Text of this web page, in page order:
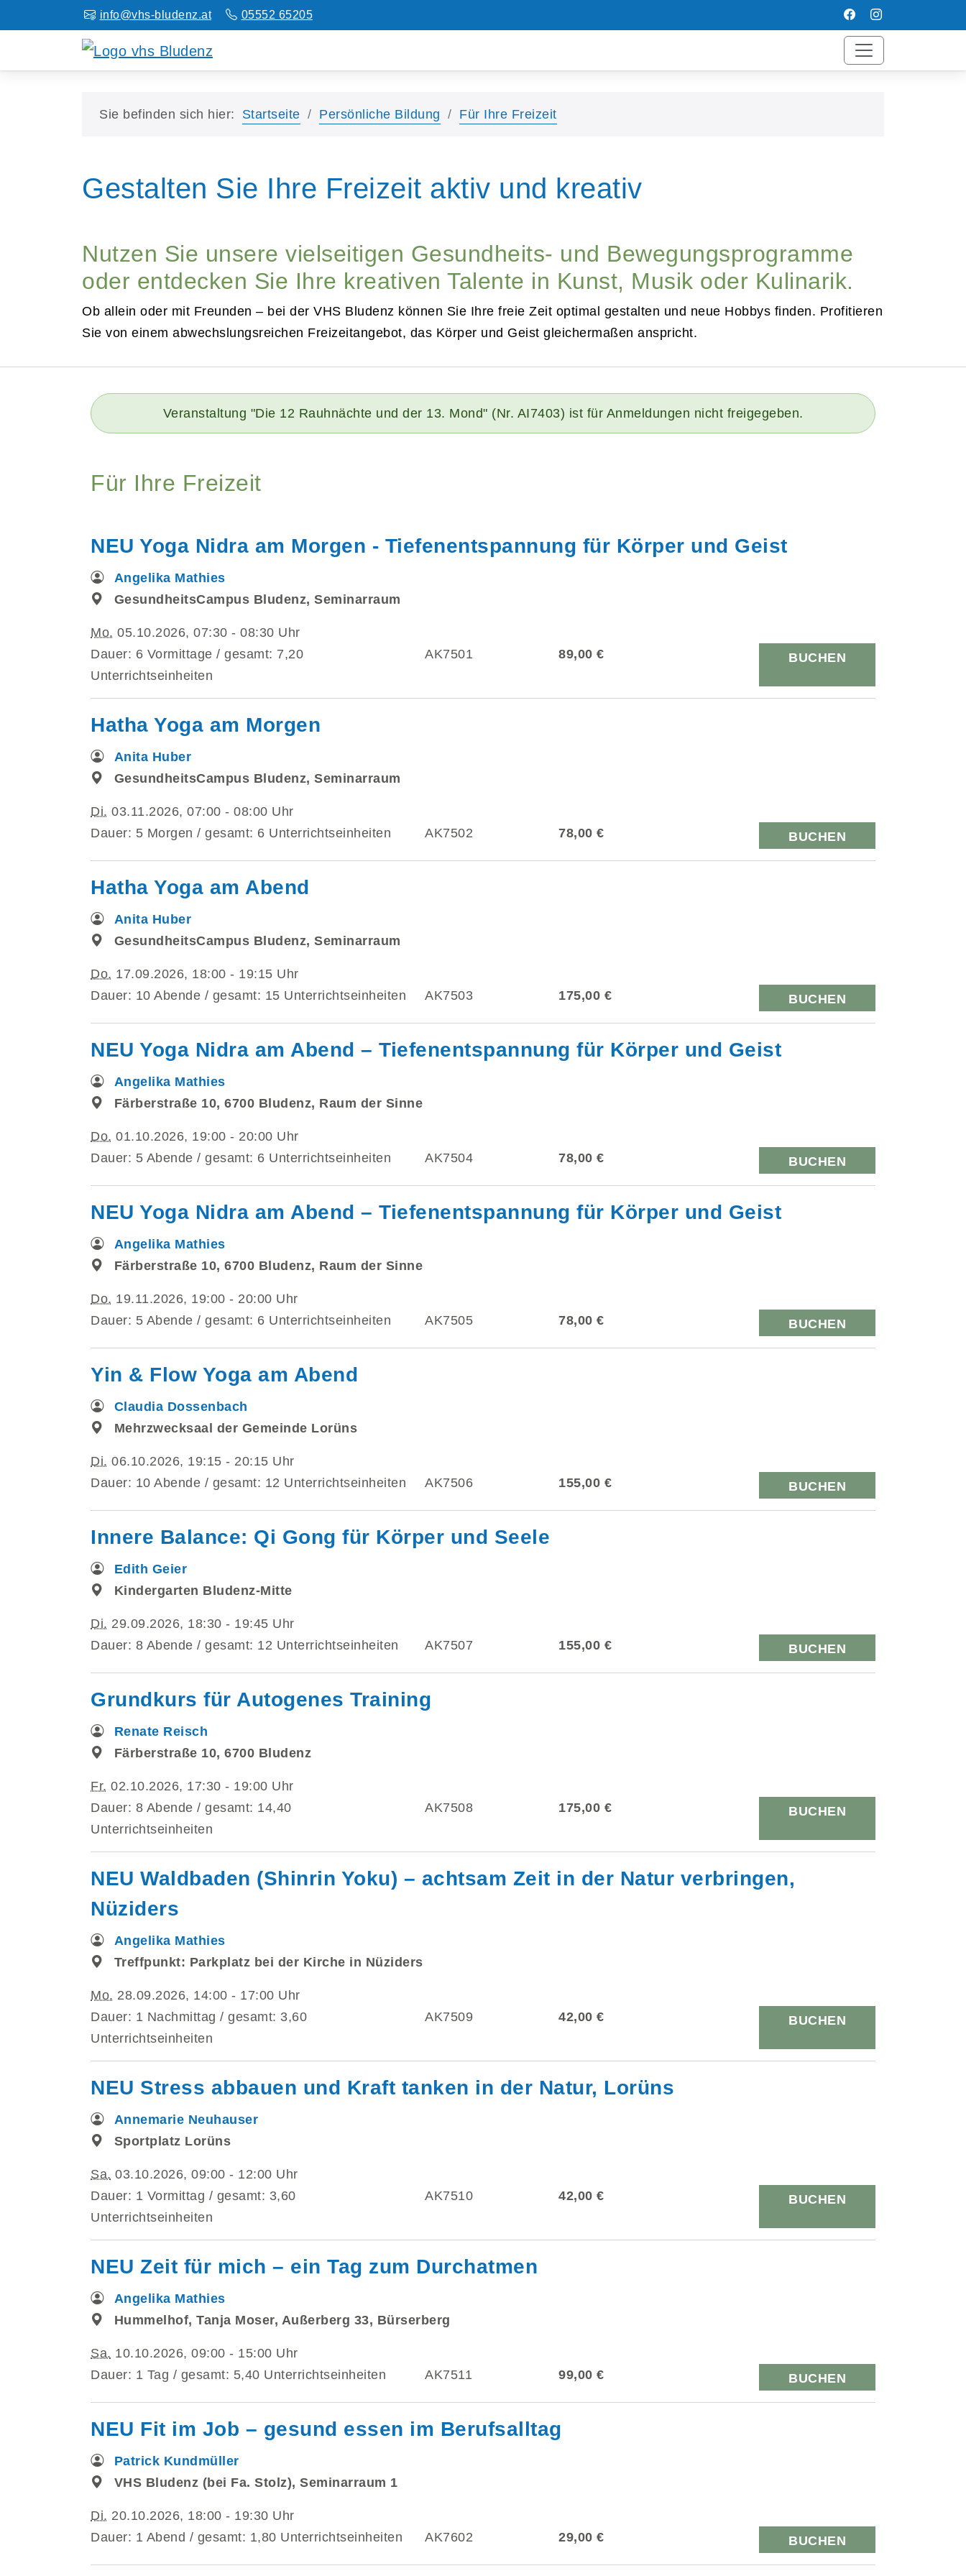
info@vhs-bludenz.at 05552 65205
Sie befinden sich hier: Startseite Persönliche Bildung Für Ihre Freizeit
Gestalten Sie Ihre Freizeit aktiv und kreativ
Nutzen Sie unsere vielseitigen Gesundheits- und Bewegungsprogramme
oder entdecken Sie Ihre kreativen Talente in Kunst, Musik oder Kulinarik.
Ob allein oder mit Freunden – bei der VHS Bludenz können Sie Ihre freie Zeit optimal gestalten und neue Hobbys finden. Profitieren
Sie von einem abwechslungsreichen Freizeitangebot, das Körper und Geist gleichermaßen anspricht.
Veranstaltung "Die 12 Rauhnächte und der 13. Mond" (Nr. AI7403) ist für Anmeldungen nicht freigegeben.
Für Ihre Freizeit
NEU Yoga Nidra am Morgen - Tiefenentspannung für Körper und Geist
Angelika Mathies
GesundheitsCampus Bludenz, Seminarraum
Mo. 05.10.2026, 07:30 - 08:30 Uhr
Dauer: 6 Vormittage / gesamt: 7,20
Unterrichtseinheiten
AK7501 89,00 € BUCHEN
Hatha Yoga am Morgen
Anita Huber
GesundheitsCampus Bludenz, Seminarraum
Di. 03.11.2026, 07:00 - 08:00 Uhr
Dauer: 5 Morgen / gesamt: 6 Unterrichtseinheiten
AK7502 78,00 € BUCHEN
Hatha Yoga am Abend
Anita Huber
GesundheitsCampus Bludenz, Seminarraum
Do. 17.09.2026, 18:00 - 19:15 Uhr
Dauer: 10 Abende / gesamt: 15 Unterrichtseinheiten
AK7503 175,00 € BUCHEN
NEU Yoga Nidra am Abend – Tiefenentspannung für Körper und Geist
Angelika Mathies
Färberstraße 10, 6700 Bludenz, Raum der Sinne
Do. 01.10.2026, 19:00 - 20:00 Uhr
Dauer: 5 Abende / gesamt: 6 Unterrichtseinheiten
AK7504 78,00 € BUCHEN
NEU Yoga Nidra am Abend – Tiefenentspannung für Körper und Geist
Angelika Mathies
Färberstraße 10, 6700 Bludenz, Raum der Sinne
Do. 19.11.2026, 19:00 - 20:00 Uhr
Dauer: 5 Abende / gesamt: 6 Unterrichtseinheiten
AK7505 78,00 € BUCHEN
Yin & Flow Yoga am Abend
Claudia Dossenbach
Mehrzwecksaal der Gemeinde Lorüns
Di. 06.10.2026, 19:15 - 20:15 Uhr
Dauer: 10 Abende / gesamt: 12 Unterrichtseinheiten
AK7506 155,00 € BUCHEN
Innere Balance: Qi Gong für Körper und Seele
Edith Geier
Kindergarten Bludenz-Mitte
Di. 29.09.2026, 18:30 - 19:45 Uhr
Dauer: 8 Abende / gesamt: 12 Unterrichtseinheiten
AK7507 155,00 € BUCHEN
Grundkurs für Autogenes Training
Renate Reisch
Färberstraße 10, 6700 Bludenz
Fr. 02.10.2026, 17:30 - 19:00 Uhr
Dauer: 8 Abende / gesamt: 14,40
Unterrichtseinheiten
AK7508 175,00 € BUCHEN
NEU Waldbaden (Shinrin Yoku) – achtsam Zeit in der Natur verbringen,
Nüziders
Angelika Mathies
Treffpunkt: Parkplatz bei der Kirche in Nüziders
Mo. 28.09.2026, 14:00 - 17:00 Uhr
Dauer: 1 Nachmittag / gesamt: 3,60
Unterrichtseinheiten
AK7509 42,00 € BUCHEN
NEU Stress abbauen und Kraft tanken in der Natur, Lorüns
Annemarie Neuhauser
Sportplatz Lorüns
Sa. 03.10.2026, 09:00 - 12:00 Uhr
Dauer: 1 Vormittag / gesamt: 3,60
Unterrichtseinheiten
AK7510 42,00 € BUCHEN
NEU Zeit für mich – ein Tag zum Durchatmen
Angelika Mathies
Hummelhof, Tanja Moser, Außerberg 33, Bürserberg
Sa. 10.10.2026, 09:00 - 15:00 Uhr
Dauer: 1 Tag / gesamt: 5,40 Unterrichtseinheiten
AK7511 99,00 € BUCHEN
NEU Fit im Job – gesund essen im Berufsalltag
Patrick Kundmüller
VHS Bludenz (bei Fa. Stolz), Seminarraum 1
Di. 20.10.2026, 18:00 - 19:30 Uhr
Dauer: 1 Abend / gesamt: 1,80 Unterrichtseinheiten
AK7602 29,00 € BUCHEN